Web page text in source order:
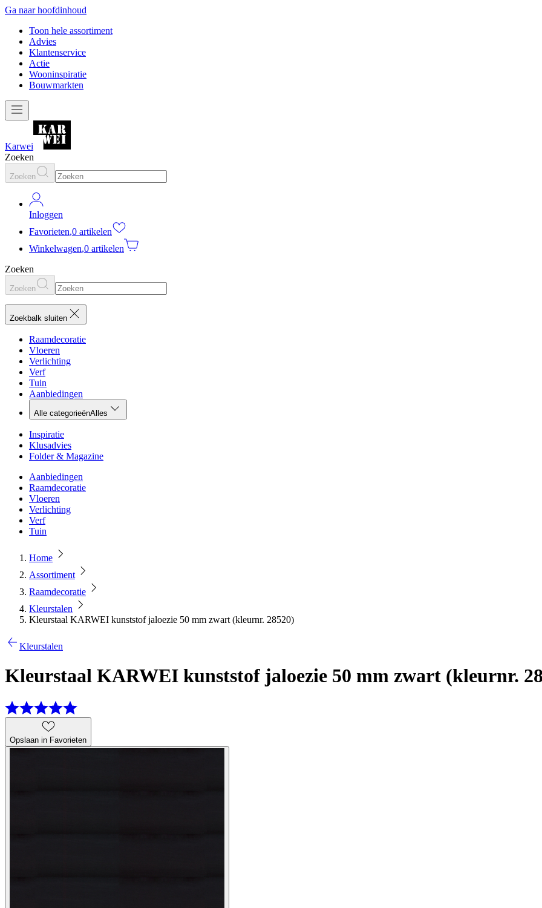
Ga naar hoofdinhoud
Toon hele assortiment
Advies
Klantenservice
Actie
Wooninspiratie
Bouwmarkten
Karwei
Zoeken
Zoeken
Inloggen
Favorieten,0 artikelen
Winkelwagen,0 artikelen
Zoeken
Zoeken
Zoekbalk sluiten
Raamdecoratie
Vloeren
Verlichting
Verf
Tuin
Aanbiedingen
Alle categorieënAlles
Inspiratie
Klusadvies
Folder & Magazine
Aanbiedingen
Raamdecoratie
Vloeren
Verlichting
Verf
Tuin
Home
Assortiment
Raamdecoratie
Kleurstalen
Kleurstaal KARWEI kunststof jaloezie 50 mm zwart (kleurnr. 28520)
Kleurstalen
Kleurstaal KARWEI kunststof jaloezie 50 mm zwart (kleurnr.
Opslaan in Favorieten